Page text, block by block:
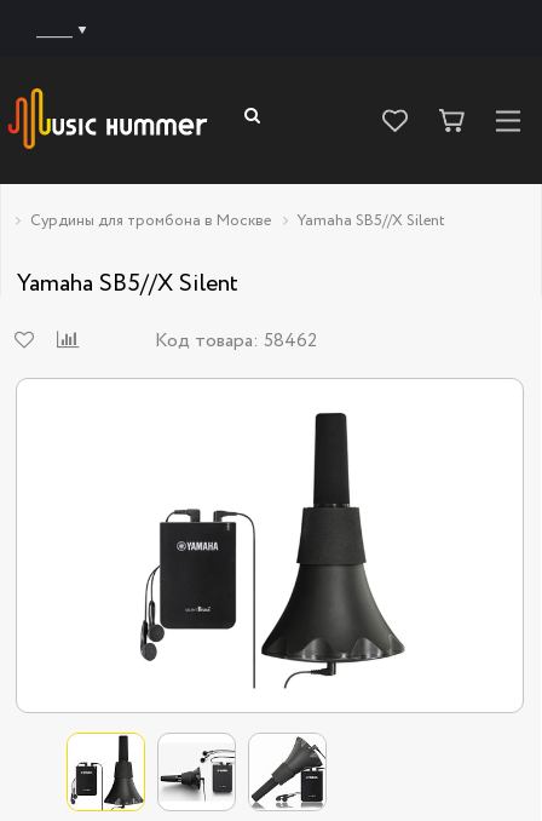
Сурдины для тромбона в Москве Yamaha SB5//X Silent
Yamaha SB5//X Silent
Код товара: 58462